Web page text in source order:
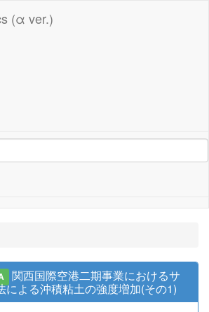
(α ver.)
関西国際空港二期事業におけるサ
による沖積粘土の強度増加(その1)